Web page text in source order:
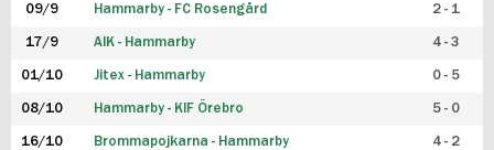
09/9 Hammarby - FC Rosengård 2 - 1
17/9 AIK - Hammarby 4 - 3
01/10 Jitex - Hammarby 0 - 5
08/10 Hammarby - KIF Örebro 5 - 0
16/10 Brommapojkarna - Hammarby 4 - 2